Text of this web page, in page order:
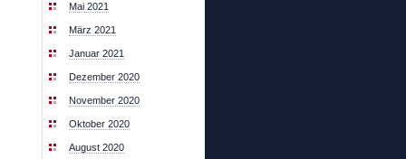
Mai 2021
März 2021
Januar 2021
Dezember 2020
November 2020
Oktober 2020
August 2020